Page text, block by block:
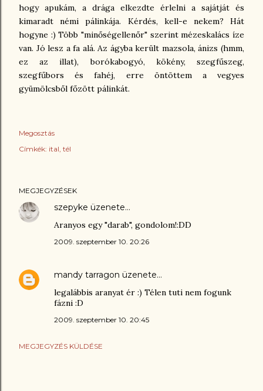
hogy apukám, a drága elkezdte érlelni a sajátját és
kimaradt némi pálinkája. Kérdés, kell-e nekem? Hát
hogyne :) Több "minőségellenőr" szerint mézeskalács íze
van. Jó lesz a fa alá. Az ágyba került mazsola, ánizs (hmm,
ez az illat), borókabogyó, kökény, szegfűszeg,
szegfűbors és fahéj, erre öntöttem a vegyes
gyümölcsből főzött pálinkát.
Megosztás
Címkék: ital tél
MEGJEGYZÉSEK
szepyke üzenete…
Aranyos egy "darab", gondolom!:DD
2009. szeptember 10. 20:26
mandy tarragon üzenete…
legalábbis aranyat ér :) Télen tuti nem fogunk
fázni :D
2009. szeptember 10. 20:45
MEGJEGYZÉS KÜLDÉSE